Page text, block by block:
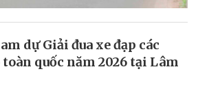
dự Giải đua xe đạp các
quốc năm 2026 tại Lâm